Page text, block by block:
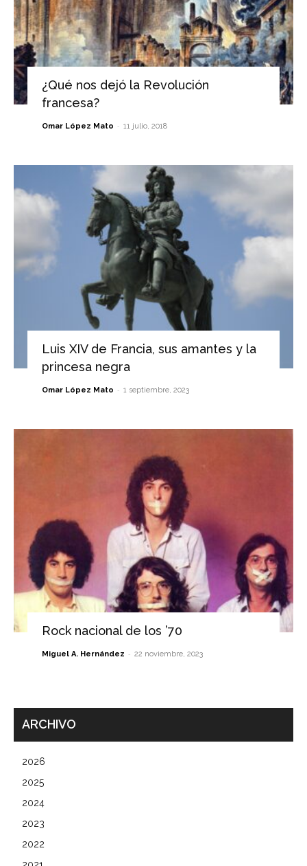
¿Qué nos dejó la Revolución
francesa?
Omar López Mato - 11 julio, 2018
Luis XIV de Francia, sus amantes y la
princesa negra
Omar López Mato - 1 septiembre, 2023
Rock nacional de los ’70
Miguel A. Hernández - 22 noviembre, 2023
ARCHIVO
2026
2025
2024
2023
2022